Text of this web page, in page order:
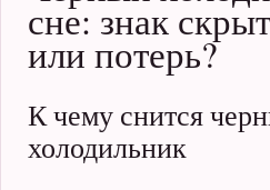
сне: знак
или потерь?
К чему снится
холодильник